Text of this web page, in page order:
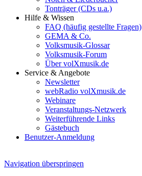
Tonträger (CDs u.a.)
Hilfe & Wissen
FAQ (häufig gestellte Fragen)
GEMA & Co.
Volksmusik-Glossar
Volksmusik-Forum
Über volXmusik.de
Service & Angebote
Newsletter
webRadio volXmusik.de
Webinare
Veranstaltungs-Netzwerk
Weiterführende Links
Gästebuch
Benutzer-Anmeldung
Navigation überspringen